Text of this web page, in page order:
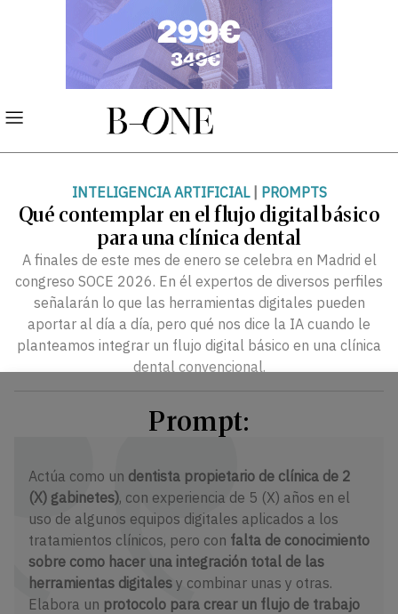
INTELIGENCIA ARTIFICIAL| PROMPTS
Qué contemplar en el flujo digital básico
para una clínica dental
A finales de este mes de enero se celebra en Madrid el
congreso SOCE 2026. En él expertos de diversos perfiles
señalarán lo que las herramientas digitales pueden
aportar al día a día, pero qué nos dice la IA cuando le
planteamos integrar un flujo digital básico en una clínica
dental convencional.
Prompt:
Actúa como un dentista propietario de clínica de 2
(X) gabinetes), con experiencia de 5 (X) años en el
uso de algunos equipos digitales aplicados a los
tratamientos clínicos, pero con falta de conocimiento
sobre como hacer una integración total de las
herramientas digitales y combinar unas y otras.
Elabora un protocolo para crear un flujo de trabajo